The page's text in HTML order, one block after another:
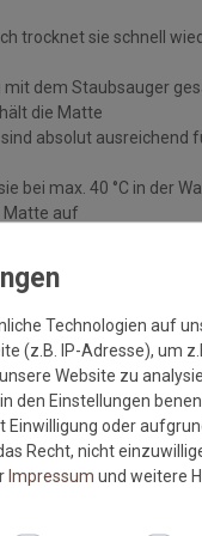
trocknet sie schnell
dem Staubsauger
die Matte
absolut ausreichend
bei max. 40 °C in der
Matte auf
Trocknen aus.
und trockenen,
die Haftkraft des
und von offenem
es durch
Technologien auf
(z.B. IP-Adresse), um
Website zu
den Einstellungen
Einwilligung oder
Recht, nicht
Impressum und weitere